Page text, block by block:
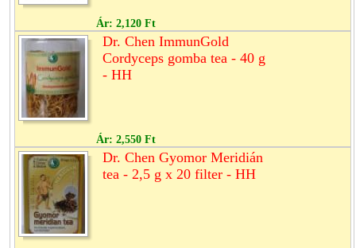
Ár: 2,120 Ft
Dr. Chen ImmunGold
Cordyceps gomba tea - 40 g
- HH
Ár: 2,550 Ft
Dr. Chen Gyomor Meridián
tea - 2,5 g x 20 filter - HH